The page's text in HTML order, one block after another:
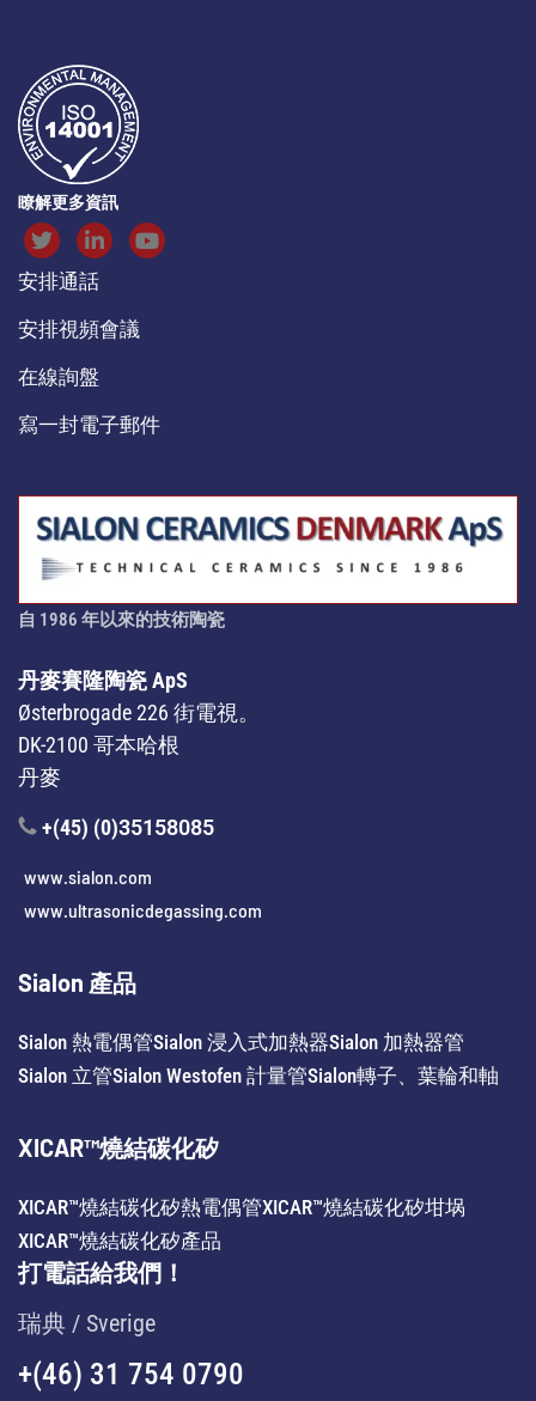
瞭解更多資訊
安排通話
安排視頻會議
在線詢盤
寫一封電子郵件
自 1986 年以來的技術陶瓷
丹麥賽隆陶瓷 ApS
Østerbrogade 226 街電視。
DK-2100 哥本哈根
丹麥
+(45) (0)35158085
www.sialon.com
www.ultrasonicdegassing.com
Sialon 產品
Sialon 熱電偶管Sialon 浸入式加熱器Sialon 加熱器管
Sialon 立管Sialon Westofen 計量管Sialon轉子、葉輪和軸
XICAR™燒結碳化矽
XICAR™燒結碳化矽熱電偶管XICAR™燒結碳化矽坩埚
XICAR™燒結碳化矽產品
打電話給我們！
瑞典 / Sverige
+(46) 31 754 0790